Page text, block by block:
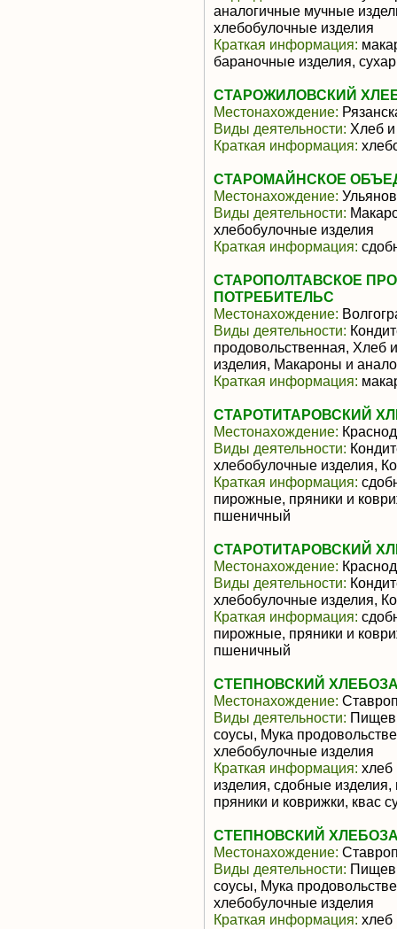
аналогичные мучные
хлебобулочные изделия
Краткая информация:
бараночные изделия,
СТАРОЖИЛОВСКИЙ
Местонахождение:
Виды деятельности: Хлеб
Краткая информация:
СТАРОМАЙНСКОЕ
Местонахождение:
Виды деятельности:
хлебобулочные изделия
Краткая информация:
СТАРОПОЛТАВСКОЕ
ПОТРЕБИТЕЛЬС
Местонахождение:
Виды деятельности:
продовольственная, Хлеб
изделия, Макароны и
Краткая информация:
СТАРОТИТАРОВСКИЙ
Местонахождение:
Виды деятельности:
хлебобулочные изделия,
Краткая информация:
пирожные, пряники и
пшеничный
СТАРОТИТАРОВСКИЙ
Местонахождение:
Виды деятельности:
хлебобулочные изделия,
Краткая информация:
пирожные, пряники и
пшеничный
СТЕПНОВСКИЙ
Местонахождение:
Виды деятельности:
соусы, Мука
хлебобулочные изделия
Краткая информация: хлеб
изделия, сдобные
пряники и коврижки, квас
СТЕПНОВСКИЙ
Местонахождение:
Виды деятельности:
соусы, Мука
хлебобулочные изделия
Краткая информация: хлеб